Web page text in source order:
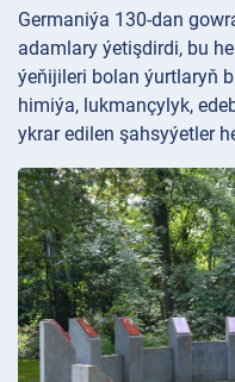
Germaniýa 130-dan
adamlary ýetişdirdi, bu
ýeňijileri bolan ýurtlaryň
himiýa, lukmançylyk,
ykrar edilen şahsyýetler